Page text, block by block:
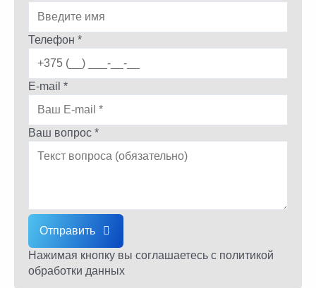
Телефон *
E-mail *
Ваш вопрос *
Отправить
Нажимая кнопку вы соглашаетесь с политикой
обработки данных